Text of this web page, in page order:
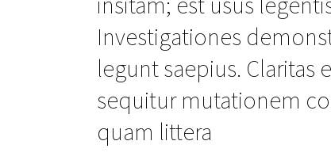
Investigationes
legunt saepius. Claritas
sequitur mutationem
quam littera